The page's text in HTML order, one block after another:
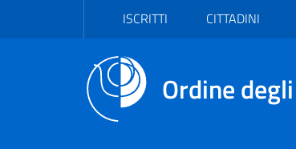
Vai al contenuto principale
ISCRITTI CITTADINI
Ordine